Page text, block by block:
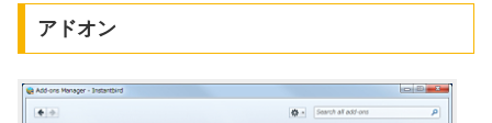
アドオン